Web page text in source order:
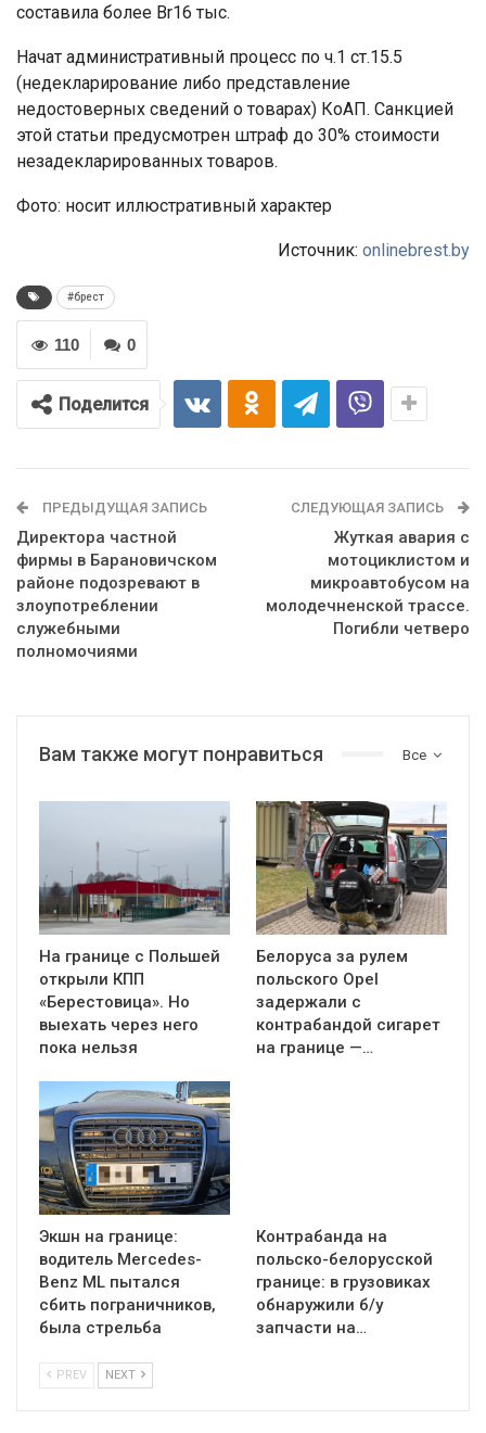
составила более Br16 тыс.
Начат административный процесс по ч.1 ст.15.5
(недекларирование либо представление
недостоверных сведений о товарах) КоАП. Санкцией
этой статьи предусмотрен штраф до 30% стоимости
незадекларированных товаров.
Фото: носит иллюстративный характер
Источник: onlinebrest.by
#брест
0
110
Поделится
ПРЕДЫДУЩАЯ ЗАПИСЬ
Директора частной
фирмы в Барановичском
районе подозревают в
злоупотреблении
служебными
полномочиями
СЛЕДУЮЩАЯ ЗАПИСЬ
Жуткая авария с
мотоциклистом и
микроавтобусом на
молодечненской трассе.
Погибли четверо
Все
Вам также могут понравиться
На границе с Польшей
открыли КПП
«Берестовица». Но
выехать через него
пока нельзя
Белоруса за рулем
польского Opel
задержали с
контрабандой сигарет
на границе —…
Экшн на границе:
водитель Mercedes-
Benz ML пытался
сбить пограничников,
была стрельба
Контрабанда на
польско-белорусской
границе: в грузовиках
обнаружили б/у
запчасти на…
PREV NEXT